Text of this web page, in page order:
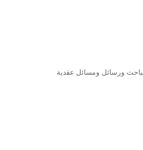
ورسائل ومسائل عقدية